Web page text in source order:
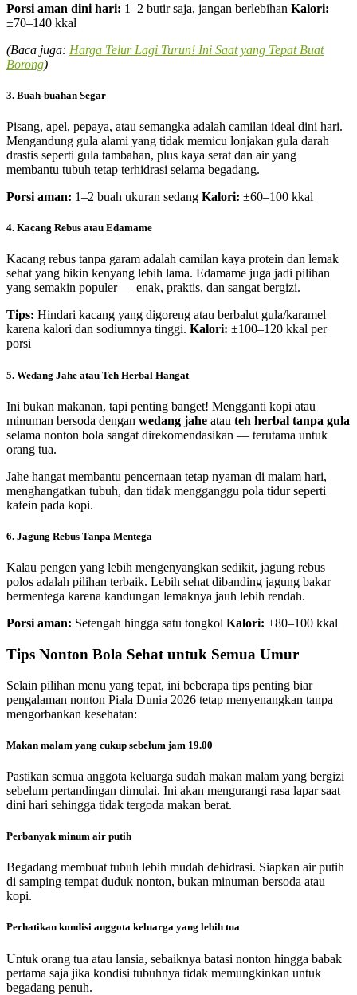
Porsi aman dini hari: 1–2 butir saja, jangan berlebihan Kalori:
±70–140 kkal
(Baca juga: Harga Telur Lagi Turun! Ini Saat yang Tepat Buat
Borong)
3. Buah-buahan Segar
Pisang, apel, pepaya, atau semangka adalah camilan ideal dini hari.
Mengandung gula alami yang tidak memicu lonjakan gula darah
drastis seperti gula tambahan, plus kaya serat dan air yang
membantu tubuh tetap terhidrasi selama begadang.
Porsi aman: 1–2 buah ukuran sedang Kalori: ±60–100 kkal
4. Kacang Rebus atau Edamame
Kacang rebus tanpa garam adalah camilan kaya protein dan lemak
sehat yang bikin kenyang lebih lama. Edamame juga jadi pilihan
yang semakin populer — enak, praktis, dan sangat bergizi.
Tips: Hindari kacang yang digoreng atau berbalut gula/karamel
karena kalori dan sodiumnya tinggi. Kalori: ±100–120 kkal per
porsi
5. Wedang Jahe atau Teh Herbal Hangat
Ini bukan makanan, tapi penting banget! Mengganti kopi atau
minuman bersoda dengan wedang jahe atau teh herbal tanpa gula
selama nonton bola sangat direkomendasikan — terutama untuk
orang tua.
Jahe hangat membantu pencernaan tetap nyaman di malam hari,
menghangatkan tubuh, dan tidak mengganggu pola tidur seperti
kafein pada kopi.
6. Jagung Rebus Tanpa Mentega
Kalau pengen yang lebih mengenyangkan sedikit, jagung rebus
polos adalah pilihan terbaik. Lebih sehat dibanding jagung bakar
bermentega karena kandungan lemaknya jauh lebih rendah.
Porsi aman: Setengah hingga satu tongkol Kalori: ±80–100 kkal
Tips Nonton Bola Sehat untuk Semua Umur
Selain pilihan menu yang tepat, ini beberapa tips penting biar
pengalaman nonton Piala Dunia 2026 tetap menyenangkan tanpa
mengorbankan kesehatan:
Makan malam yang cukup sebelum jam 19.00
Pastikan semua anggota keluarga sudah makan malam yang bergizi
sebelum pertandingan dimulai. Ini akan mengurangi rasa lapar saat
dini hari sehingga tidak tergoda makan berat.
Perbanyak minum air putih
Begadang membuat tubuh lebih mudah dehidrasi. Siapkan air putih
di samping tempat duduk nonton, bukan minuman bersoda atau
kopi.
Perhatikan kondisi anggota keluarga yang lebih tua
Untuk orang tua atau lansia, sebaiknya batasi nonton hingga babak
pertama saja jika kondisi tubuhnya tidak memungkinkan untuk
begadang penuh.